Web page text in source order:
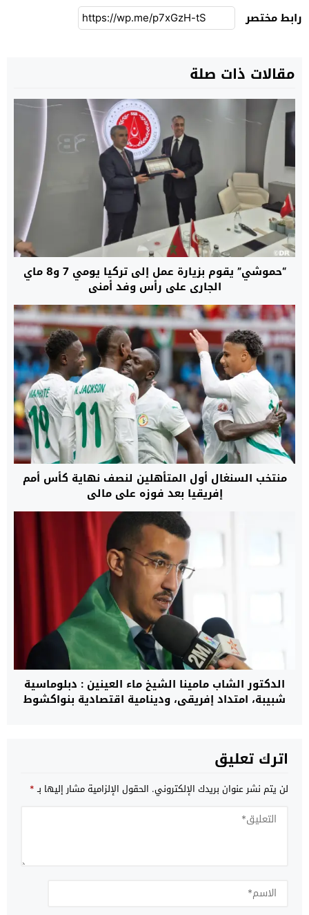
رابط مختصر
مقالات ذات صلة
“حموشي” يقوم بزيارة عمل إلى تركيا يومي 7 و8 ماي
الجاري على رأس وفد أمني
منتخب السنغال أول المتأهلين لنصف نهاية كأس أمم
إفريقيا بعد فوزه على مالي
الدكتور الشاب مامينا الشيخ ماء العينين : دبلوماسية
شبيبة، امتداد إفريقي، ودينامية اقتصادية بنواكشوط
اترك تعليق
لن يتم نشر عنوان بريدك الإلكتروني. الحقول الإلزامية مشار إليها بـ*